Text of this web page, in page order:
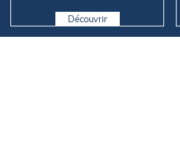
Découvrir